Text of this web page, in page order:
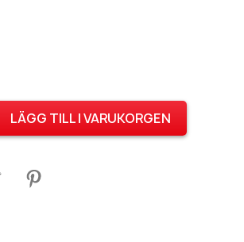
LÄGG TILL I VARUKORGEN